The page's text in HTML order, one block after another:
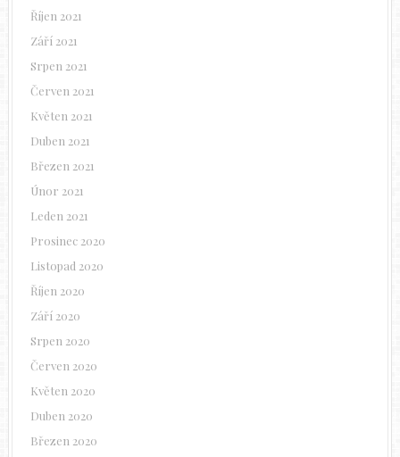
Říjen 2021
Září 2021
Srpen 2021
Červen 2021
Květen 2021
Duben 2021
Březen 2021
Únor 2021
Leden 2021
Prosinec 2020
Listopad 2020
Říjen 2020
Září 2020
Srpen 2020
Červen 2020
Květen 2020
Duben 2020
Březen 2020